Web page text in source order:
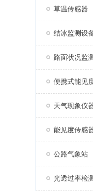
草温传感器
结冰监测设
路面状况监
便携式能见
天气现象仪
能见度传感
公路气象站
光透过率检